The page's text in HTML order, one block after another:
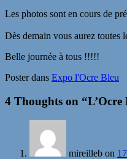
Les photos sont en cours de
Dès demain vous aurez toutes
Belle journée à tous !!!!!
Poster dans Expo l'Ocre Bleu
4 Thoughts on “
mireilleb on